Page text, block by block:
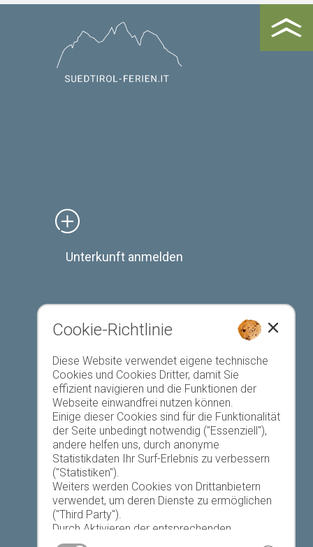
Unterkunft anmelden
Favoriten-Liste
Heute Morgen Sonntag
19 °C 32 °C
Cookie-Richtlinie
Diese Website verwendet eigene technische
Cookies und Cookies Dritter, damit Sie
effizient navigieren und die Funktionen der
Webseite einwandfrei nutzen können.
Einige dieser Cookies sind für die Funktionalität
der Seite unbedingt notwendig ("Essenziell"),
andere helfen uns, durch anonyme
Statistikdaten Ihr Surf-Erlebnis zu verbessern
("Statistiken").
Weiters werden Cookies von Drittanbietern
verwendet, um deren Dienste zu ermöglichen
("Third Party").
Durch Aktivieren der entsprechenden
Schaltflächen entscheiden Sie selbst, welche